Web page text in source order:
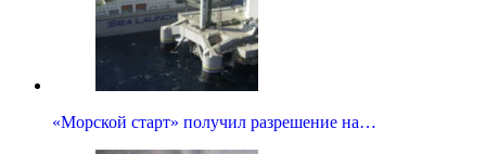
«Морской старт» получил разрешение на…